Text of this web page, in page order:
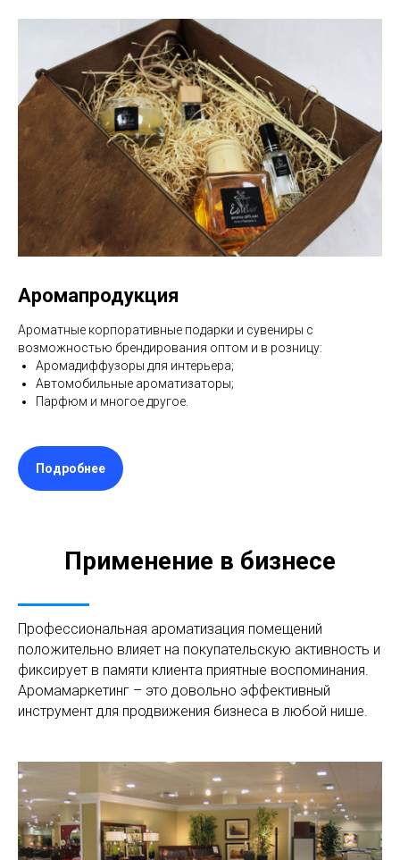
Аромапродукция
Ароматные корпоративные подарки и сувениры с
возможностью брендирования оптом и в розницу:
Аромадиффузоры для интерьера;
Автомобильные ароматизаторы;
Парфюм и многое другое.
Подробнее
Применение в бизнесе
Профессиональная ароматизация помещений
положительно влияет на покупательскую активность и
фиксирует в памяти клиента приятные воспоминания.
Аромамаркетинг – это довольно эффективный
инструмент для продвижения бизнеса в любой нише.